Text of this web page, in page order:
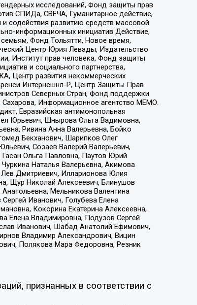
исследований, Фонд защиты прав
СПИДа, СВЕЧА, Гуманитарное действие,
содействия развитию средств массовой
информационных инициатив Действие,
Фонд Тольятти, Новое время,
Центр Юрия Левады, Издательство
Институт прав человека, Фонд защиты
и социального партнерства,
Центр развития некоммерческих
Интернешнл-Р, Центр Защиты Прав
Северных Стран, Фонд поддержки
Информационное агентство МЕМО.
Евразийская антимонопольная
Юрьевич, Шнырова Ольга Вадимовна,
Ривина Анна Валерьевна, Бойко
Бекханович, Шарипков Олег
Созаев Валерий Валерьевич,
Ольга Павловна, Паутов Юрий
Наталья Валерьевна, Акимова
Лев Дмитриевич, Илларионова Юлия
Щур Николай Алексеевич, Блинушов
Мельникова Валентина
Иванович, Голубева Елена
Кокорина Екатерина Алексеевна,
Елена Владимировна, Подузов Сергей
Иванович, Шабад Анатолий Ефимович,
Владимир Александрович, Вицин
Полякова Мара Федоровна, Резник
признанных в соответствии с